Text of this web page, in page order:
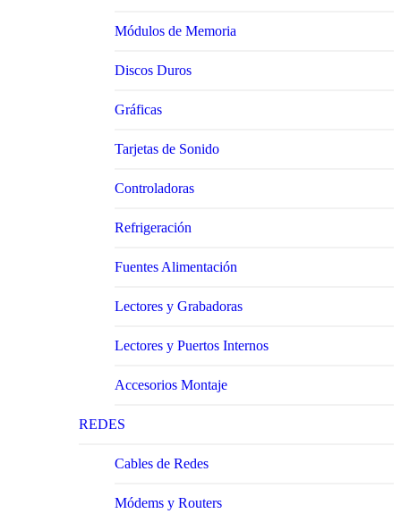
Módulos de Memoria
Discos Duros
Gráficas
Tarjetas de Sonido
Controladoras
Refrigeración
Fuentes Alimentación
Lectores y Grabadoras
Lectores y Puertos Internos
Accesorios Montaje
REDES
Cables de Redes
Módems y Routers